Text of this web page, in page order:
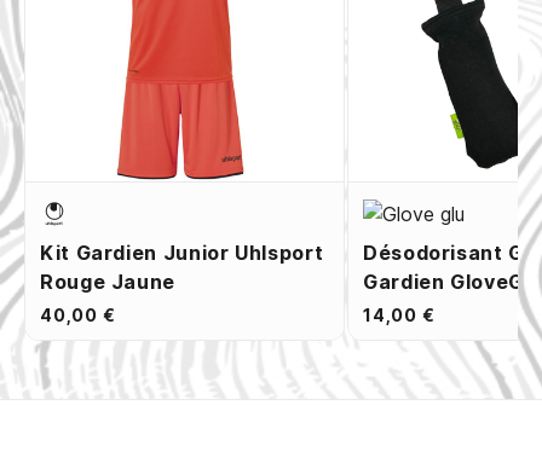
Kit Gardien Junior Uhlsport
Rouge Jaune
40,00 €
Désodorisant
Gardien
14,00 €